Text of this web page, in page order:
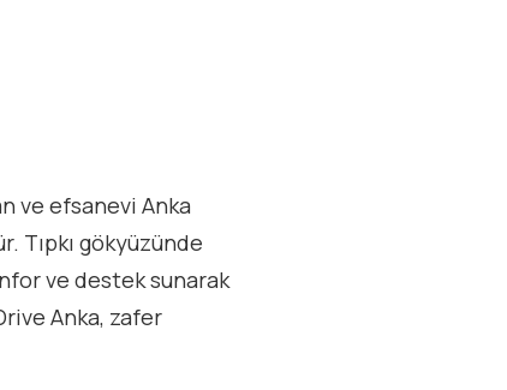
ve efsanevi Anka
Tıpkı gökyüzünde
ve destek sunarak
Anka, zafer